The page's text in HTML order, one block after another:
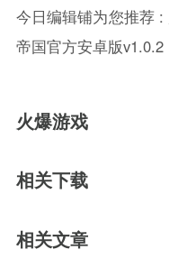
今日编辑铺为您推荐 :
帝国官方安卓版v1.0.2
火爆游戏
相关下载
相关文章